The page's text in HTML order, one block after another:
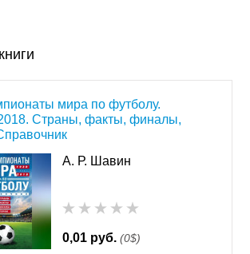
мира по футболу.
Страны, факты, финалы,
А. Р. Шавин
0,01 руб. (0$)